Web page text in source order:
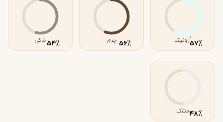
٪57اُزونیک ٪56 چرم ٪54خاکی
٪48مشک